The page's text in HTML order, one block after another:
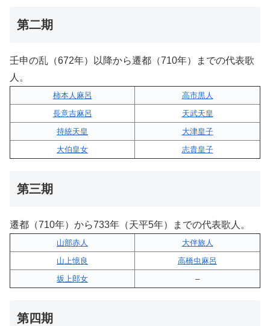
第二期
壬申の乱（672年）以降から遷都（710年）までの代表歌
人。
柿本人麻呂
高市黒人
長意吉麻呂
天武天皇
持統天皇
大津皇子
大伯皇女
志貴皇子
第三期
遷都（710年）から733年（天平5年）までの代表歌人。
山部赤人
大伴旅人
山上憶良
高橋虫麻呂
坂上郎女
–
第四期